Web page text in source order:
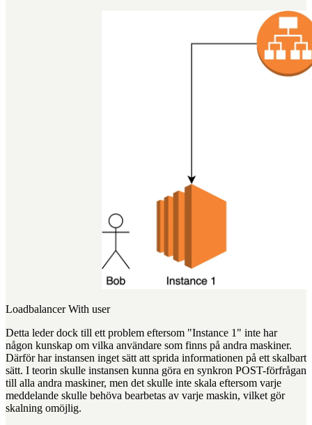
Loadbalancer With user
Detta leder dock till ett problem eftersom "Instance 1" inte har
någon kunskap om vilka användare som finns på andra maskiner.
Därför har instansen inget sätt att sprida informationen på ett skalbart
sätt. I teorin skulle instansen kunna göra en synkron POST-förfrågan
till alla andra maskiner, men det skulle inte skala eftersom varje
meddelande skulle behöva bearbetas av varje maskin, vilket gör
skalning omöjlig.